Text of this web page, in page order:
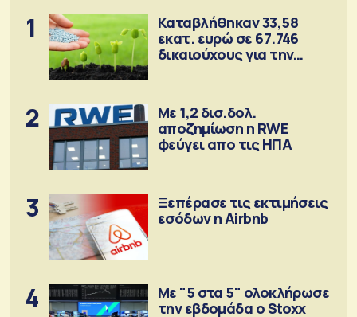
1
Καταβλήθηκαν 33,58
εκατ. ευρώ σε 67.746
δικαιούχους για την
2
Με 1,2 δισ.δολ.
αποζημίωση η RWE
φεύγει απο τις ΗΠΑ
3
Ξεπέρασε τις εκτιμήσεις
εσόδων η Airbnb
4
Με "5 στα 5" ολοκλήρωσε
την εβδομάδα ο Stoxx